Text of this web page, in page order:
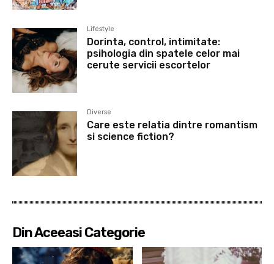
Lifestyle
Dorinta, control, intimitate:
psihologia din spatele celor mai
cerute servicii escortelor
Diverse
Care este relatia dintre romantism
si science fiction?
Din Aceeasi Categorie